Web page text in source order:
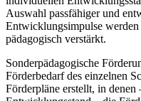
Auswahl passfähiger und
Entwicklungsimpulse
pädagogisch verstärkt.
Sonderpädagogische
Förderbedarf des einzelnen
Förderpläne erstellt, in denen